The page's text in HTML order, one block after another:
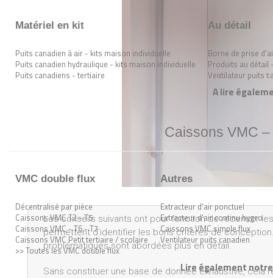
Matériel en kit
Puits canadien à air - kits maison individuelle
Puits canadien hydraulique - kits maison individuelle
Puits canadiens - tertiaire
Au détail
Borne de prise
Produits au détail
Ventilateur puits
A lire
Caissons VMC
VMC double flux
Décentralisé par pièce
Caissons VMC T2 - T5
Caissons VMC - T6 - T7
Caissons VMC Petit tertiaire / scolaire
>> Toutes les VMC double flux
Autres
Extracteur d'air ponctuel
Extracteur d'air continu hygro
Caissons VMC simple flux
Ventilateur puits canadien
Lire également
Les conseils suivants ont pour fonction de recenser
permettent d’identifier les bons critères de
problématiques sont abordées plus en détail.
Sans constituer une base de donnée exhaustive, cela